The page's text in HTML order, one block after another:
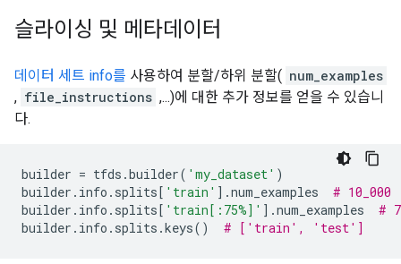
슬라이싱 및 메타데이터
데이터 세트 info를 사용하여 분할/하위 분할( num_examples
, file_instructions ,...)에 대한 추가 정보를 얻을 수 있습니
다.
builder = tfds .builder( 'my_dataset' )
builder . info . splits[ 'train' ] .num_examples
# 10_000
builder . info . splits[ 'train[:75%]' ] .num_examples
#
builder . info . splits .keys() # ['train', 'test']